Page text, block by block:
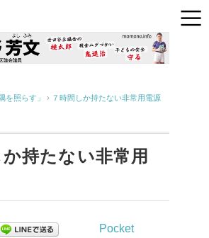
を照らす」 › ７時間しか持たない非常用電源
か持たない非常用
Pocket